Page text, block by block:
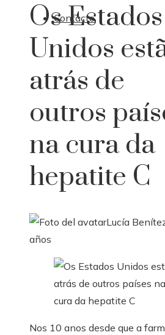
Contacto
Os Estados
Unidos
atrás de
outros
na cura da
hepatite C
Lucía
años
Nos 10 anos desde que a